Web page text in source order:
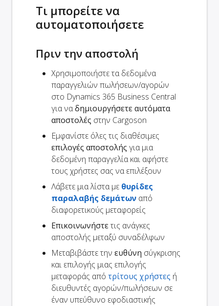
Τι μπορείτε να
αυτοματοποιήσετε
Πριν την αποστολή
Χρησιμοποιήστε τα δεδομένα
παραγγελιών πωλήσεων/αγορών
στο Dynamics 365 Business Central
για ναδημιουργήσετε αυτόματα
αποστολές στην Cargoson
Εμφανίστε όλες τις διαθέσιμες
επιλογές αποστολής για μια
δεδομένη παραγγελία και αφήστε
τους χρήστες σας να επιλέξουν
Λάβετε μια λίστα με θυρίδες
παραλαβής δεμάτων από
διαφορετικούς μεταφορείς
Επικοινωνήστετις ανάγκες
αποστολής μεταξύ συναδέλφων
Μεταβιβάστε την ευθύνη σύγκρισης
και επιλογής μιας επιλογής
μεταφοράς από τρίτους χρήστες ή
διευθυντές αγορών/πωλήσεων σε
έναν υπεύθυνο εφοδιαστικής